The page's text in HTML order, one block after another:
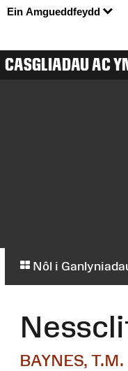
Ein Amgueddfeydd
CASGLIADAU AC
Nôl i
BAYNES, T.M.